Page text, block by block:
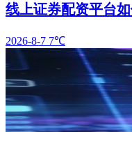
线上证券配资平台
2026-8-7 7℃